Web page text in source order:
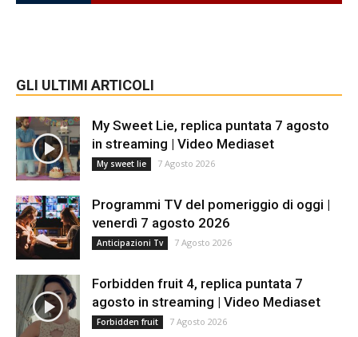
GLI ULTIMI ARTICOLI
My Sweet Lie, replica puntata 7 agosto
in streaming | Video Mediaset
My sweet lie 7 Agosto 2026
Programmi TV del pomeriggio di oggi |
venerdì 7 agosto 2026
Anticipazioni Tv 7 Agosto 2026
Forbidden fruit 4, replica puntata 7
agosto in streaming | Video Mediaset
Forbidden fruit 7 Agosto 2026